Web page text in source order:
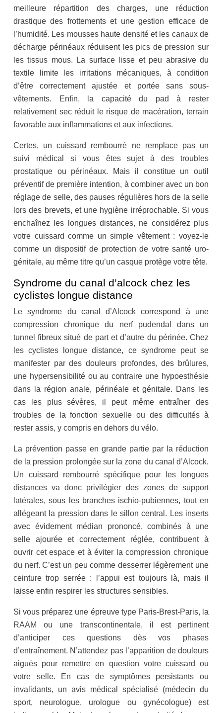
meilleure répartition des charges, une réduction
drastique des frottements et une gestion efficace de
l’humidité. Les mousses haute densité et les canaux de
décharge périnéaux réduisent les pics de pression sur
les tissus mous. La surface lisse et peu abrasive du
textile limite les irritations mécaniques, à condition
d’être correctement ajustée et portée sans sous-
vêtements. Enfin, la capacité du pad à rester
relativement sec réduit le risque de macération, terrain
favorable aux inflammations et aux infections.
Certes, un cuissard rembourré ne remplace pas un
suivi médical si vous êtes sujet à des troubles
prostatique ou périnéaux. Mais il constitue un outil
préventif de première intention, à combiner avec un bon
réglage de selle, des pauses régulières hors de la selle
lors des brevets, et une hygiène irréprochable. Si vous
enchaînez les longues distances, ne considérez plus
votre cuissard comme un simple vêtement : voyez-le
comme un dispositif de protection de votre santé uro-
génitale, au même titre qu’un casque protège votre tête.
Syndrome du canal d’alcock chez les
cyclistes longue distance
Le syndrome du canal d’Alcock correspond à une
compression chronique du nerf pudendal dans un
tunnel fibreux situé de part et d’autre du périnée. Chez
les cyclistes longue distance, ce syndrome peut se
manifester par des douleurs profondes, des brûlures,
une hypersensibilité ou au contraire une hypoesthésie
dans la région anale, périnéale et génitale. Dans les
cas les plus sévères, il peut même entraîner des
troubles de la fonction sexuelle ou des difficultés à
rester assis, y compris en dehors du vélo.
La prévention passe en grande partie par la réduction
de la pression prolongée sur la zone du canal d’Alcock.
Un cuissard rembourré spécifique pour les longues
distances va donc privilégier des zones de support
latérales, sous les branches ischio-pubiennes, tout en
allégeant la pression dans le sillon central. Les inserts
avec évidement médian prononcé, combinés à une
selle ajourée et correctement réglée, contribuent à
ouvrir cet espace et à éviter la compression chronique
du nerf. C’est un peu comme desserrer légèrement une
ceinture trop serrée : l’appui est toujours là, mais il
laisse enfin respirer les structures sensibles.
Si vous préparez une épreuve type Paris-Brest-Paris, la
RAAM ou une transcontinentale, il est pertinent
d’anticiper ces questions dès vos phases
d’entraînement. N’attendez pas l’apparition de douleurs
aiguës pour remettre en question votre cuissard ou
votre selle. En cas de symptômes persistants ou
invalidants, un avis médical spécialisé (médecin du
sport, neurologue, urologue ou gynécologue) est